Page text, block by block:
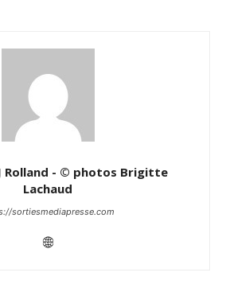
Rolland - © photos Brigitte
Lachaud
sortiesmediapresse.com